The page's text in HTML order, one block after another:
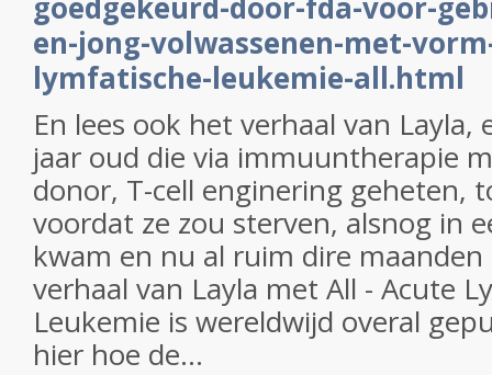
en-jong-volwassenen-met-
lymfatische-leukemie-all.html
En lees ook het verhaal van Layla,
jaar oud die via immuuntherapie
donor, T-cell enginering geheten,
voordat ze zou sterven, alsnog in
kwam en nu al ruim dire
verhaal van Layla met All - Acute
Leukemie is wereldwijd overal
hier hoe de...